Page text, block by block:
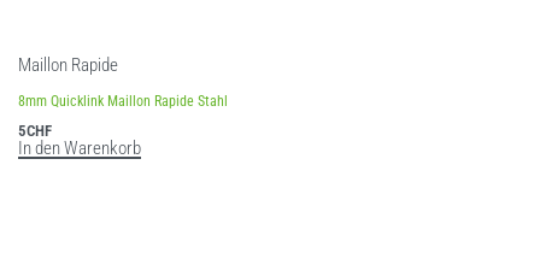
Maillon Rapide
8mm Quicklink Maillon Rapide Stahl
5CHF
In den Warenkorb